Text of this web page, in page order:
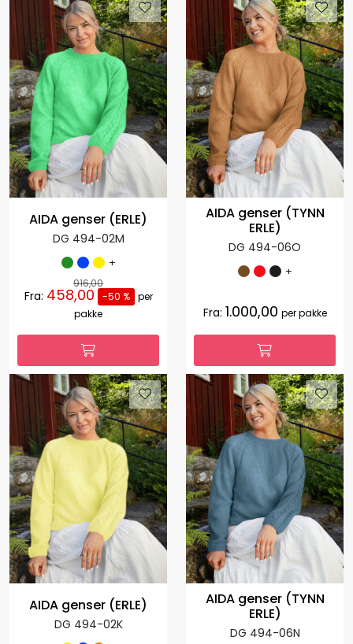
AIDA genser (ERLE)
DG 494-02M
+
916,00
Fra: 458,00 -50 %
per
pakke
AIDA genser (TYNN
ERLE)
DG 494-06O
+
Fra: 1.000,00 per pakke
AIDA genser (ERLE)
DG 494-02K
AIDA genser (TYNN
ERLE)
DG 494-06N